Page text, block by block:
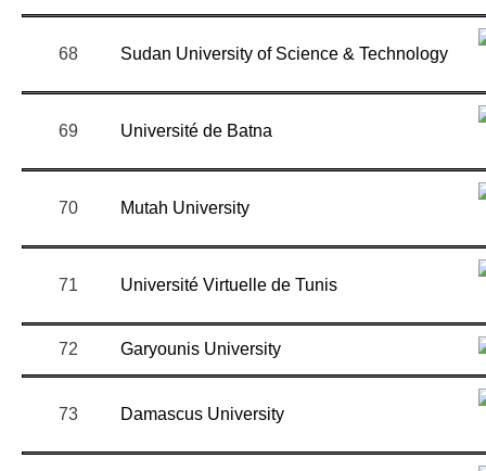
68 Sudan University of Science & Technology
69 Université de Batna
70 Mutah University
71 Université Virtuelle de Tunis
72 Garyounis University
73 Damascus University